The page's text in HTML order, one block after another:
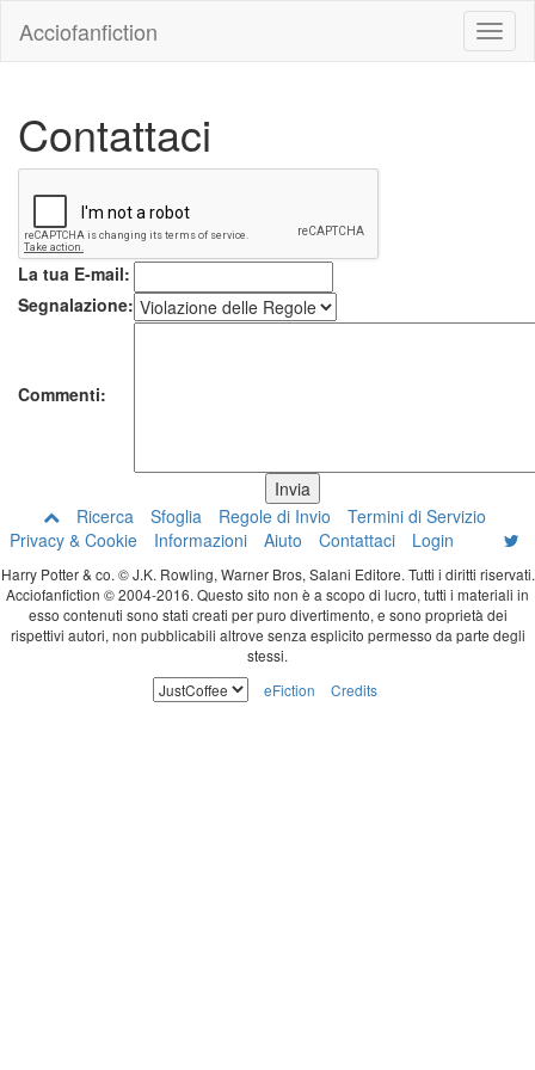
Acciofanfiction
Contattaci
La tua E-mail:
Segnalazione:
Commenti:
Ricerca Sfoglia Regole di Invio
Termini di Servizio
Privacy & Cookie
Informazioni Aiuto Contattaci Login
Harry Potter & co. © J.K. Rowling, Warner Bros, Salani Editore. Tutti i diritti riservati.
Acciofanfiction © 2004-2016. Questo sito non è a scopo di lucro, tutti i materiali in
esso contenuti sono stati creati per puro divertimento, e sono proprietà dei
rispettivi autori, non pubblicabili altrove senza esplicito permesso da parte degli
stessi.
eFiction
Credits